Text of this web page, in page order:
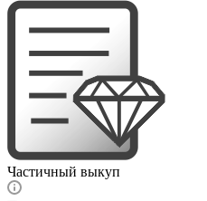
Частичный выкуп